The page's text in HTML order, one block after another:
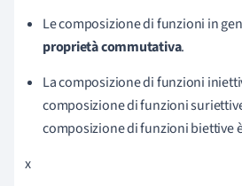
Lecomposizione di funzioni in
proprietà commutativa.
La composizione di funzioni
composizione di funzioni
composizione di funzioni biettive
x